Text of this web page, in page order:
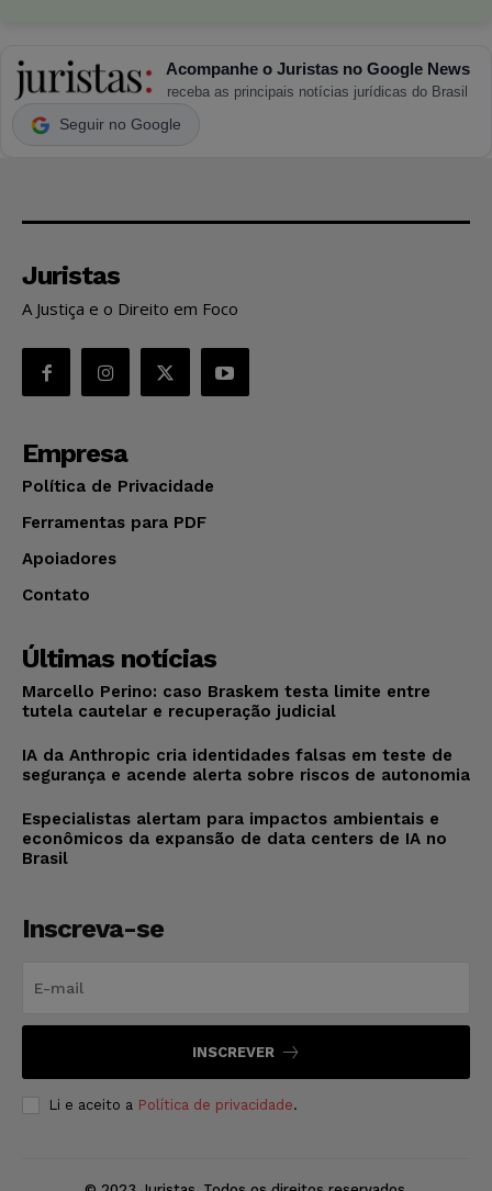
Acompanhe o Juristas no Google News
receba as principais notícias jurídicas do Brasil
Seguir no Google
Juristas
A Justiça e o Direito em Foco
Empresa
Política de Privacidade
Ferramentas para PDF
Apoiadores
Contato
Últimas notícias
Marcello Perino: caso Braskem testa limite entre
tutela cautelar e recuperação judicial
IA da Anthropic cria identidades falsas em teste de
segurança e acende alerta sobre riscos de autonomia
Especialistas alertam para impactos ambientais e
econômicos da expansão de data centers de IA no
Brasil
Inscreva-se
INSCREVER
Li e aceito a Política de privacidade.